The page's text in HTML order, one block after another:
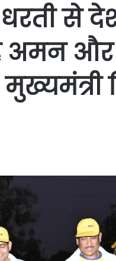
से
अमन